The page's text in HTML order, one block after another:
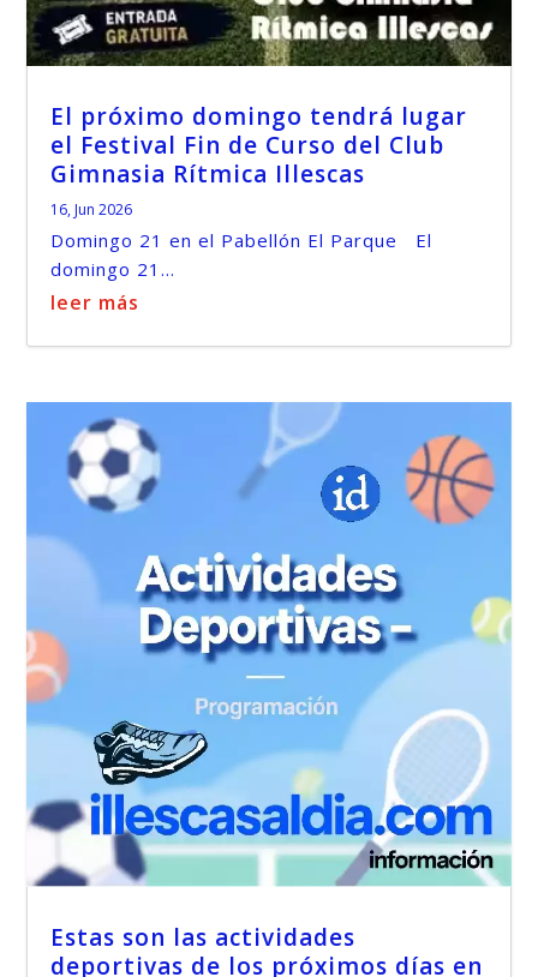
El próximo domingo tendrá lugar
el Festival Fin de Curso del Club
Gimnasia Rítmica Illescas
16, Jun 2026
Domingo 21 en el Pabellón El Parque El
domingo 21...
leer más
Estas son las actividades
deportivas de los próximos días en